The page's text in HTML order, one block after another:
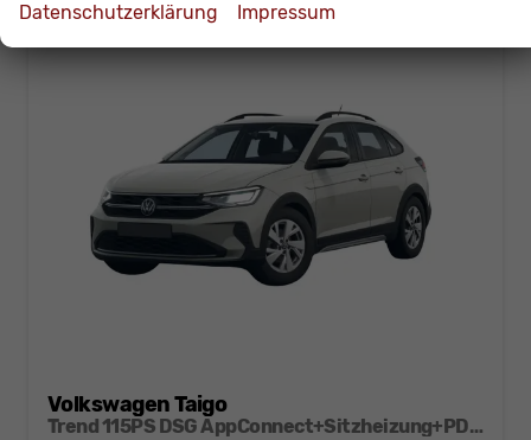
Volkswagen Taigo
Trend 115PS DSG AppConnect+Sitzheizung+PDC+Alu16+LED+DAB+FrontAssist
Datenschutzerklärung Impressum